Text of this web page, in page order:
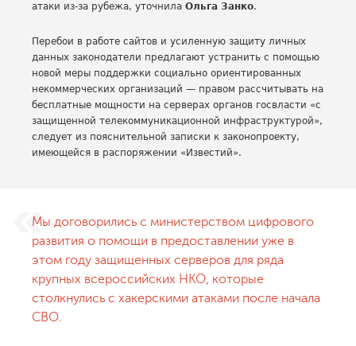
атаки из-за рубежа, уточнила Ольга Занко.
Перебои в работе сайтов и усиленную защиту личных
данных законодатели предлагают устранить с помощью
новой меры поддержки социально ориентированных
некоммерческих организаций — правом рассчитывать на
бесплатные мощности на серверах органов госвласти «с
защищенной телекоммуникационной инфраструктурой»,
следует из пояснительной записки к законопроекту,
имеющейся в распоряжении «Известий».
Мы договорились с министерством цифрового
развития о помощи в предоставлении уже в
этом году защищенных серверов для ряда
крупных всероссийских НКО, которые
столкнулись с хакерскими атаками после начала
СВО.